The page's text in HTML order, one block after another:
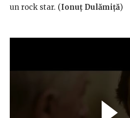
un rock star. (Ionuț Dulămiță)